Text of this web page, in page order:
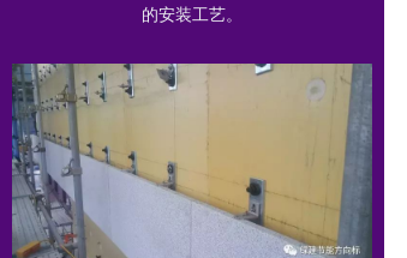
的安装工艺。